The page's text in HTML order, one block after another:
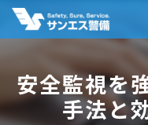
安全監視を
手法と